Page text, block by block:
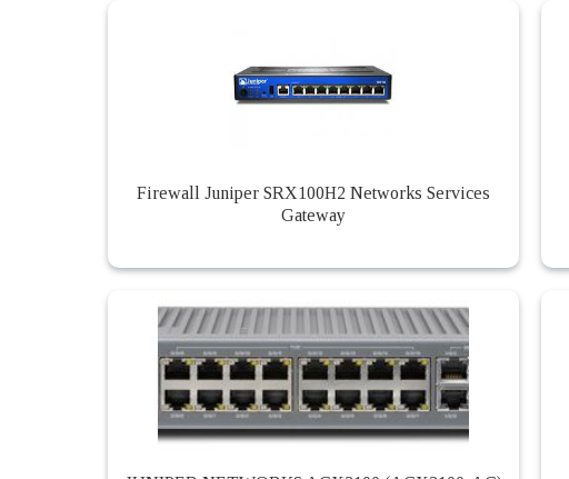
Firewall Juniper SRX100H2 Networks Services
Gateway